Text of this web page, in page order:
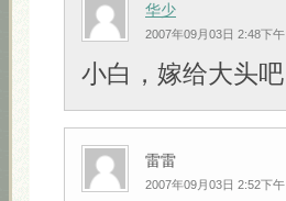
华少
2007年09月03日 2:48下午
小白，嫁给大头吧
雷雷
2007年09月03日 2:52下午